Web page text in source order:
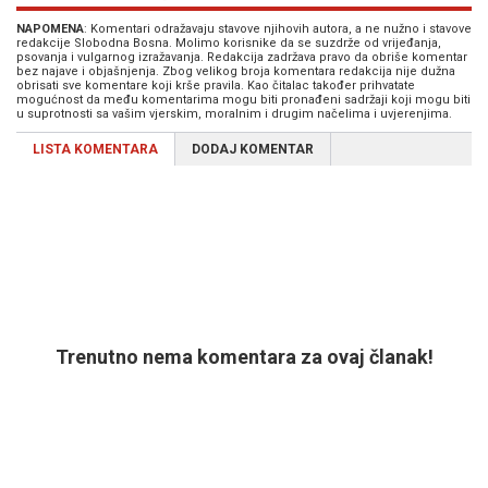
NAPOMENA: Komentari odražavaju stavove njihovih autora, a ne nužno i stavove
redakcije Slobodna Bosna. Molimo korisnike da se suzdrže od vrijeđanja,
psovanja i vulgarnog izražavanja. Redakcija zadržava pravo da obriše komentar
bez najave i objašnjenja. Zbog velikog broja komentara redakcija nije dužna
obrisati sve komentare koji krše pravila. Kao čitalac također prihvatate
mogućnost da među komentarima mogu biti pronađeni sadržaji koji mogu biti
u suprotnosti sa vašim vjerskim, moralnim i drugim načelima i uvjerenjima.
LISTA KOMENTARA DODAJ KOMENTAR
Trenutno nema komentara za ovaj članak!